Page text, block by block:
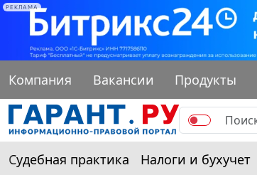
РЕКЛАМА
Компания Вакансии Продукты
Судебная практика Налоги и бухучет